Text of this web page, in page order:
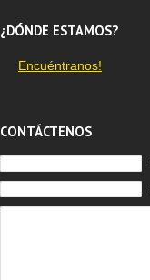
¿DÓNDE ESTAMOS?
Encuéntranos!
CONTÁCTENOS